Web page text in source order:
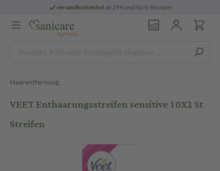
versandkostenfreiab 29 € und für E-Rezepte
Haarentfernung
VEET Enthaarungsstreifen sensitive 10X2 St
Streifen